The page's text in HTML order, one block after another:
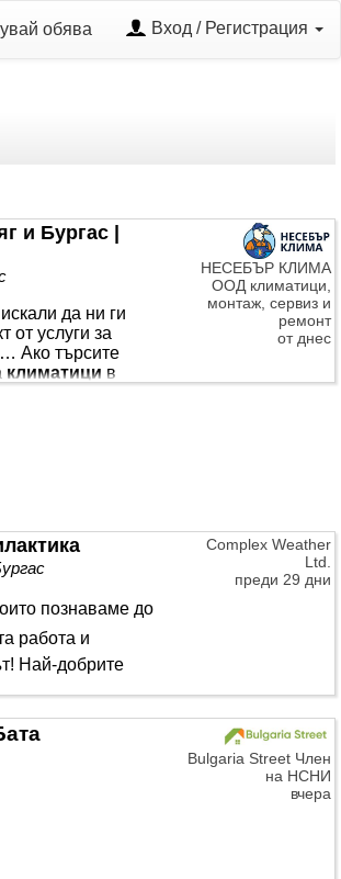
обява Вход / Регистрация
НЕСЕБЪР КЛИМА
ООД климатици,
монтаж, сервиз и
ремонт
от днес
и Бургас |
да ни ги
услуги за
Ако търсите
климатици в
Complex Weather
Ltd.
преди 29 дни
познаваме до
работа и
Най-добрите
Bulgaria Street Член
на НСНИ
вчера